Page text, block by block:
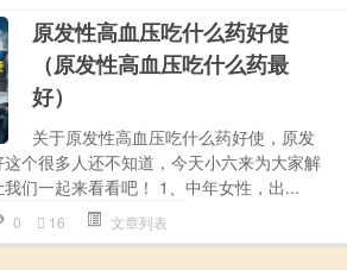
原发性高血压吃什么药好使
（原发性高血压吃什么药最
好）
关于原发性高血压吃什么药好使，原发
个很多人还不知道，今天小六来为大家解
们一起来看看吧！ 1、中年女性，出...
0 16 文章列表